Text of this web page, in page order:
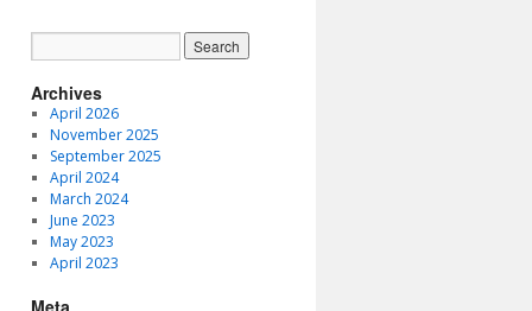
Archives
April 2026
November 2025
September 2025
April 2024
March 2024
June 2023
May 2023
April 2023
Meta